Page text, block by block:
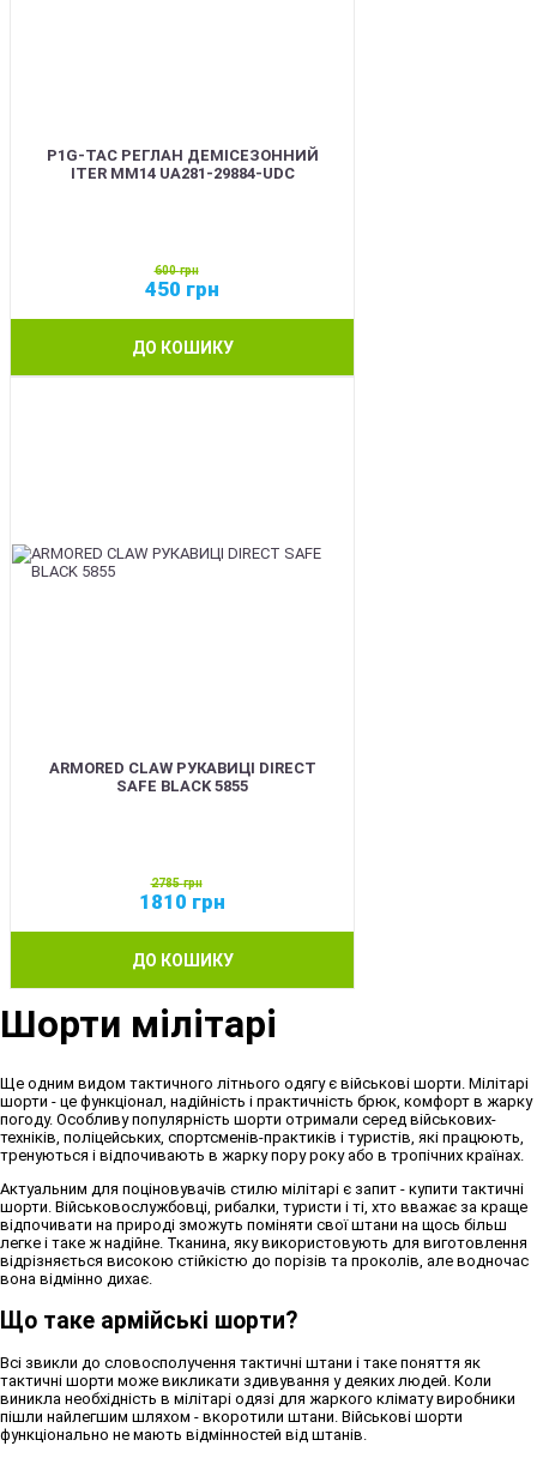
P1G-TAC РЕГЛАН ДЕМІСЕЗОННИЙ
ITER ММ14 UA281-29884-UDC
600грн
450 грн
ДО КОШИКУ
ARMORED CLAW РУКАВИЦІ DIRECT
SAFE BLACK 5855
2785грн
1810 грн
ДО КОШИКУ
Шорти мілітарі
Ще одним видом тактичного літнього одягу є військові шорти. Мілітарі
шорти - це функціонал, надійність і практичність брюк, комфорт в жарку
погоду. Особливу популярність шорти отримали серед військових-
техніків, поліцейських, спортсменів-практиків і туристів, які працюють,
тренуються і відпочивають в жарку пору року або в тропічних країнах.
Актуальним для поціновувачів стилю мілітарі є запит - купити тактичні
шорти. Військовослужбовці, рибалки, туристи і ті, хто вважає за краще
відпочивати на природі зможуть поміняти свої штани на щось більш
легке і таке ж надійне. Тканина, яку використовують для виготовлення
відрізняється високою стійкістю до порізів та проколів, але водночас
вона відмінно дихає.
Що таке армійські шорти?
Всі звикли до словосполучення тактичні штани і таке поняття як
тактичні шорти може викликати здивування у деяких людей. Коли
виникла необхідність в мілітарі одязі для жаркого клімату виробники
пішли найлегшим шляхом - вкоротили штани. Військові шорти
функціонально не мають відмінностей від штанів.